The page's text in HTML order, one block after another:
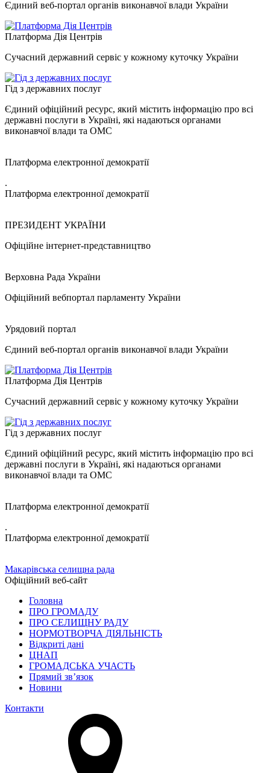
Єдиний веб-портал органів виконавчої влади України
Платформа Дія Центрів
Сучасний державний сервіс у кожному куточку України
Гід з державних послуг
Єдиний офіційний ресурс, який містить інформацію про всі
державні послуги в Україні, які надаються органами
виконавчої влади та ОМС
Платформа електронної демократії
.
Платформа електронної демократії
ПРЕЗИДЕНТ УКРАЇНИ
Офіційне інтернет-представництво
Верховна Рада України
Офіційний вебпортал парламенту України
Урядовий портал
Єдиний веб-портал органів виконавчої влади України
Платформа Дія Центрів
Сучасний державний сервіс у кожному куточку України
Гід з державних послуг
Єдиний офіційний ресурс, який містить інформацію про всі
державні послуги в Україні, які надаються органами
виконавчої влади та ОМС
Платформа електронної демократії
.
Платформа електронної демократії
Макарівська селищна рада
Офіційний веб-сайт
Головна
ПРО ГРОМАДУ
ПРО СЕЛИЩНУ РАДУ
НОРМОТВОРЧА ДІЯЛЬНІСТЬ
Відкриті дані
ЦНАП
ГРОМАДСЬКА УЧАСТЬ
Прямий зв’язок
Новини
Контакти